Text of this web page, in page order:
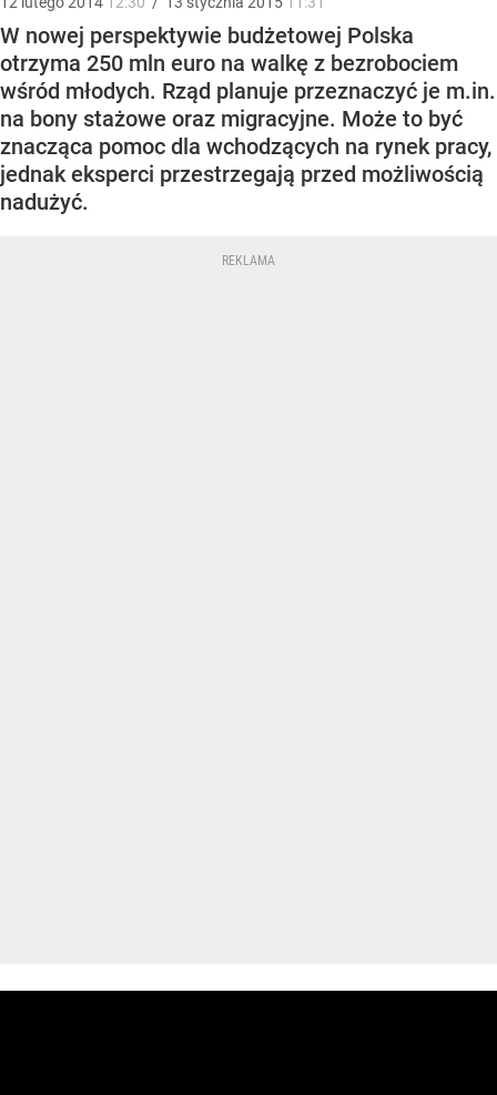
W nowej perspektywie budżetowej Polska
otrzyma 250 mln euro na walkę z bezrobociem
wśród młodych. Rząd planuje przeznaczyć je m.in.
na bony stażowe oraz migracyjne. Może to być
znacząca pomoc dla wchodzących na rynek pracy,
jednak eksperci przestrzegają przed możliwością
nadużyć.